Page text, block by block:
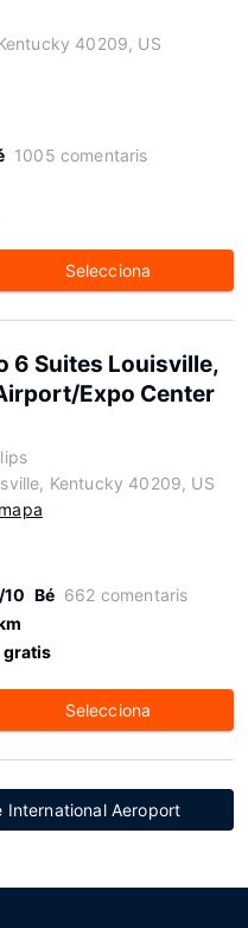
40209, US
1005 comentaris
Selecciona
6 Suites Louisville,
Expo Center
Kentucky 40209, US
10 Bé 662 comentaris
gratis
Selecciona
International Aeroport